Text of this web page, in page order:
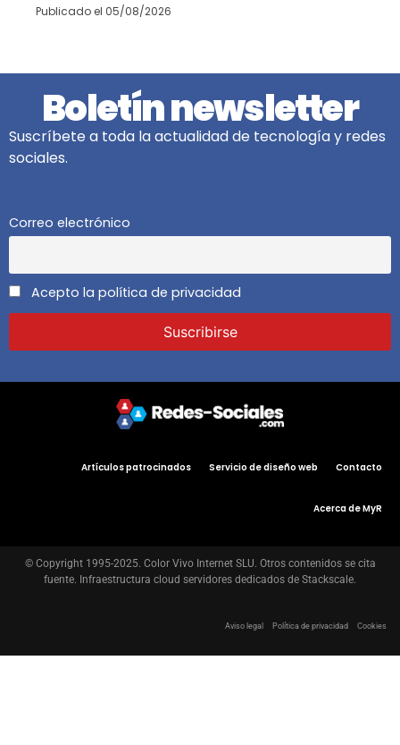
Publicado el 05/08/2026
Boletín newsletter
Suscríbete a toda la actualidad de tecnología y redes
sociales.
Correo electrónico
Acepto la política de privacidad
Artículos patrocinados Servicio de diseño web Contacto
Acerca de MyR
© Copyright 1995-2025. Color Vivo Internet SLU. Otros contenidos se cita
fuente. Infraestructura cloud servidores dedicados de Stackscale.
Aviso legal Política de privacidad Cookies